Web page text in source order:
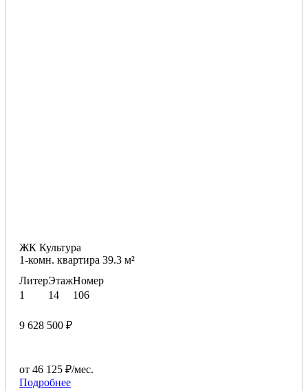
ЖК Культура
1-комн. квартира 39.3 м²
Литер
1
Этаж
14
Номер
106
9 628 500 ₽
от 46 125 ₽/мес.
Подробнее